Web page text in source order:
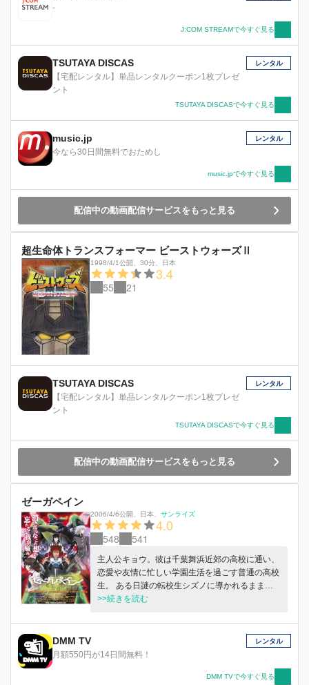
-
J:COM STREAMで今すぐ見る
TSUTAYA DISCAS
【宅配レンタル】単品レンタルクーポン1枚プレゼ
ント
レンタル
TSUTAYA DISCASで今すぐ見る
music.jp
今なら30日間無料でおためし
レンタル
music.jpで今すぐ見る
配信中の動画配信サービスをもっと見る
超生命体トランスフォーマー ビーストウォーズⅡ
1998/4/1公開 30分 日本
3.4
55 21
TSUTAYA DISCAS
【宅配レンタル】単品レンタルクーポン1枚プレゼ
ント
レンタル
TSUTAYA DISCASで今すぐ見る
配信中の動画配信サービスをもっと見る
ゼーガペイン
2006/4/6公開 日本 サンライズ
4.0
548 541
主人公キョウ。彼は千葉舞浜近郊の高校に通い、
恋愛や友情に忙しい学園生活を過ごす普通の高校
生。 ある日謎の転校生シズノに導かれるまま、
異世界での巨大ロボットとの戦闘に巻き込まれて
抱かれる数々の疑問。苦悩しながらもキョウは自
分や仲間を守るため戦闘に身を投じていく…。
>>続きを読む
DMM TV
月額550円が14日間無料！
レンタル
DMM TVで今すぐ見る